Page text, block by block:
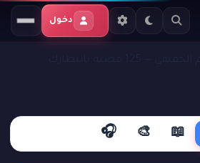
دخول
قضايا جنائية
📖
🎨
🎧